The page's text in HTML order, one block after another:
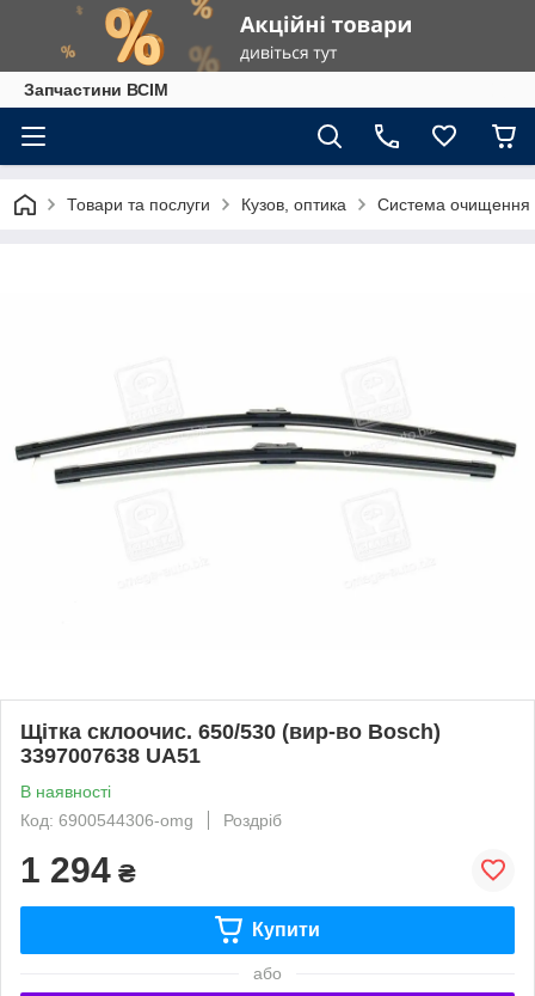
Запчастини ВСІМ
Товари та послуги Кузов, оптика Система очищення
Щітка склоочис. 650/530 (вир-во Bosch)
3397007638 UA51
В наявності
Код: 6900544306-omg
Роздріб
1 294 ₴
Купити
або